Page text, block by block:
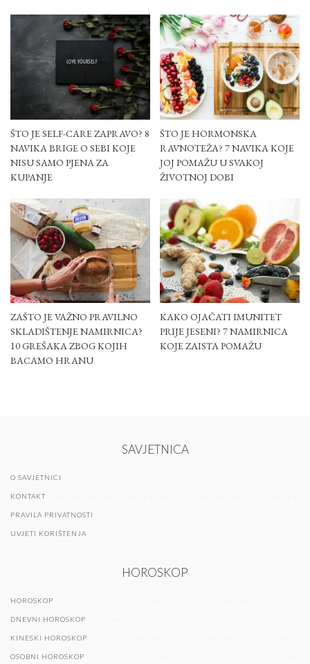
ŠTO JE SELF-CARE ZAPRAVO? 8
NAVIKA BRIGE O SEBI KOJE
NISU SAMO PJENA ZA
KUPANJE
ŠTO JE HORMONSKA
RAVNOTEŽA? 7 NAVIKA KOJE
JOJ POMAŽU U SVAKOJ
ŽIVOTNOJ DOBI
ZAŠTO JE VAŽNO PRAVILNO
SKLADIŠTENJE NAMIRNICA?
10 GREŠAKA ZBOG KOJIH
BACAMO HRANU
KAKO OJAČATI IMUNITET
PRIJE JESENI? 7 NAMIRNICA
KOJE ZAISTA POMAŽU
SAVJETNICA
O SAVJETNICI
KONTAKT
PRAVILA PRIVATNOSTI
UVJETI KORIŠTENJA
HOROSKOP
HOROSKOP
DNEVNI HOROSKOP
KINESKI HOROSKOP
OSOBNI HOROSKOP